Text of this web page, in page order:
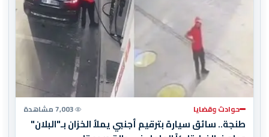
حوادث وقضايا 7,003 مشاهدة
طنجة.. سائق سيارة بترقيم أجنبي يملأ الخزان بـ"البلان"